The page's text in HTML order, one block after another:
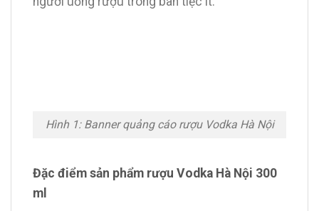
Hình 1: Banner quảng cáo rượu Vodka Hà Nội
Đặc điểm sản phẩm rượu Vodka Hà Nội 300
ml